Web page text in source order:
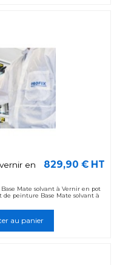
en
829,90 € HT
Mate solvant à Vernir en pot
peinture Base Mate solvant à
au panier